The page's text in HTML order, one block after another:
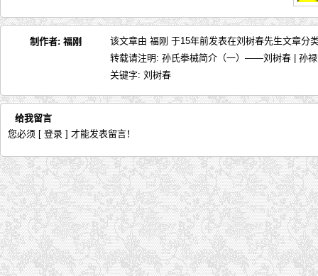
制作者: 福刚 该文章由 福刚 于15年前发表在刘树春先生文章分
转载请注明: 孙氏拳械简介（一）——刘树春 | 孙禄
关键字: 刘树春
给我留言
您必须 [ 登录 ] 才能发表留言！